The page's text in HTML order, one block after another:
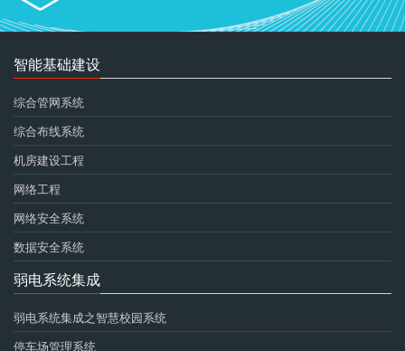
智能基础建设
综合管网系统
综合布线系统
机房建设工程
网络工程
网络安全系统
数据安全系统
弱电系统集成
弱电系统集成之智慧校园系统
停车场管理系统